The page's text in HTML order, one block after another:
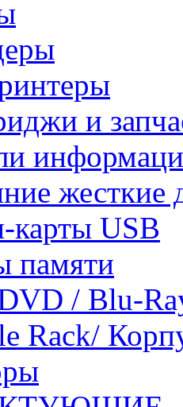
и
жесткие
USB
памяти
/ Blu-
Rack/